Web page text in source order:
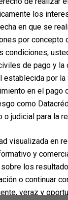
|
los
en que se
por concepto
de pago y la
por
en el pago
como
judicial para la
visualizada en
y
los
o continuar
veraz y